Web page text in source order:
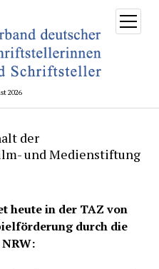
2026
Menü
öffnen
der
und Medienstiftung
heute in der TAZ von
durch die